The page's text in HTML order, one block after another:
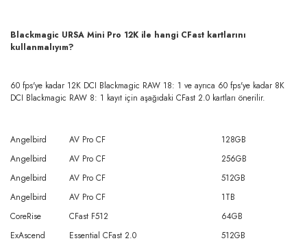
Blackmagic URSA Mini Pro 12K ile hangi CFast kartlarını
kullanmalıyım?
60 fps'ye kadar 12K DCI Blackmagic RAW 18: 1 ve ayrıca 60 fps'ye kadar 8K
DCI Blackmagic RAW 8: 1 kayıt için aşağıdaki CFast 2.0 kartları önerilir.
Angelbird AV Pro CF
128GB
Angelbird
AV Pro CF
256GB
Angelbird
AV Pro CF
512GB
Angelbird
AV Pro CF
1TB
CoreRise
CFast F512
64GB
ExAscend
Essential CFast 2.0
512GB